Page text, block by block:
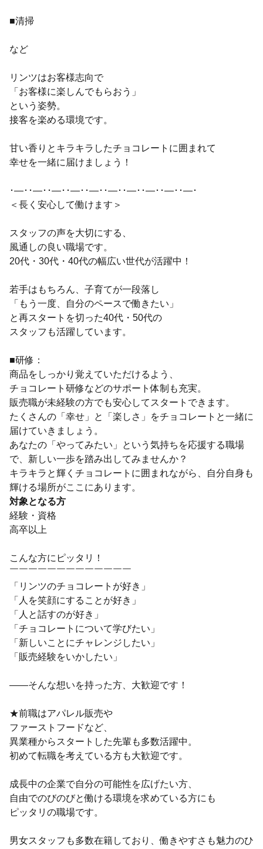
■清掃
など
リンツはお客様志向で
「お客様に楽しんでもらおう」
という姿勢。
接客を楽める環境です。
甘い香りとキラキラしたチョコレートに囲まれて
幸せを一緒に届けましょう！
･―･･―･･―･･―･･―･･―･･―･･―･･―･･―･
＜長く安心して働けます＞
スタッフの声を大切にする、
風通しの良い職場です。
20代・30代・40代の幅広い世代が活躍中！
若手はもちろん、子育てが一段落し
「もう一度、自分のペースで働きたい」
と再スタートを切った40代・50代の
スタッフも活躍しています。
■研修：
商品をしっかり覚えていただけるよう、
チョコレート研修などのサポート体制も充実。
販売職が未経験の方でも安心してスタートできます。
たくさんの「幸せ」と「楽しさ」をチョコレートと一緒に
届けていきましょう。
あなたの「やってみたい」という気持ちを応援する職場
で、新しい一歩を踏み出してみませんか？
キラキラと輝くチョコレートに囲まれながら、自分自身も
輝ける場所がここにあります。
対象となる方
経験・資格
高卒以上
こんな方にピッタリ！
￣￣￣￣￣￣￣￣￣￣￣￣￣
「リンツのチョコレートが好き」
「人を笑顔にすることが好き」
「人と話すのが好き」
「チョコレートについて学びたい」
「新しいことにチャレンジしたい」
「販売経験をいかしたい」
――そんな想いを持った方、大歓迎です！
★前職はアパレル販売や
ファーストフードなど、
異業種からスタートした先輩も多数活躍中。
初めて転職を考えている方も大歓迎です。
成長中の企業で自分の可能性を広げたい方、
自由でのびのびと働ける環境を求めている方にも
ピッタリの職場です。
男女スタッフも多数在籍しており、働きやすさも魅力のひ